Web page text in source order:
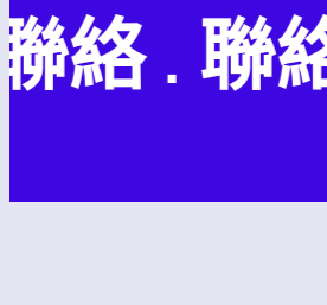
絡 . 聯